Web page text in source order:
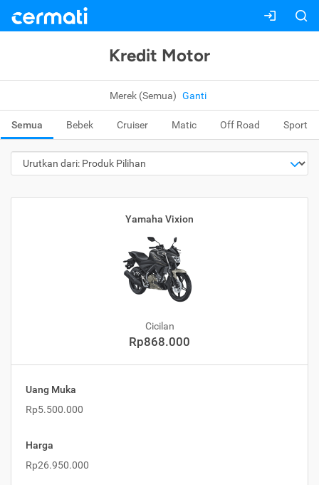
Kredit Motor
Merek (Semua) Ganti
Semua Bebek Cruiser Matic Off Road Sport
Yamaha Vixion
Cicilan
Rp868.000
Uang Muka
Rp5.500.000
Harga
Rp26.950.000